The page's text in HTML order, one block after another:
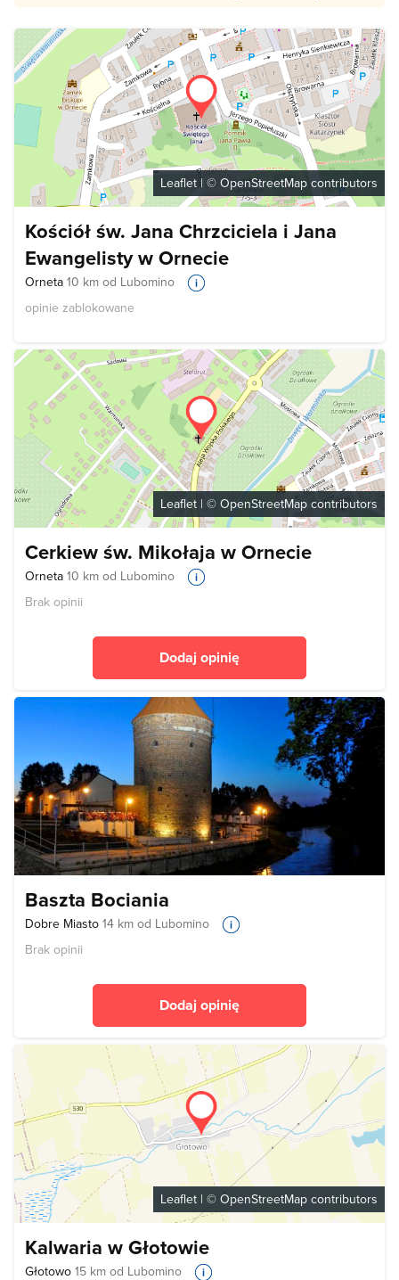
Leaflet| © OpenStreetMap contributors
Kościół św. Jana Chrzciciela i Jana
Ewangelisty w Ornecie
Orneta 10 km od Lubomino
opinie zablokowane
Leaflet | © OpenStreetMap contributors
Cerkiew św. Mikołaja w Ornecie
Orneta 10 km od Lubomino
Brak opinii
Dodaj opinię
Baszta Bociania
Dobre Miasto 14 km od Lubomino
Brak opinii
Dodaj opinię
Leaflet | © OpenStreetMap contributors
Kalwaria w Głotowie
Głotowo 15 km od Lubomino